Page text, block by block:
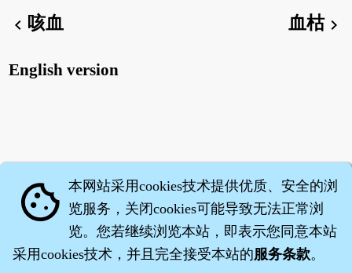
chevron_left 咳血 血枯chevron_right
English version
cookie 本网站采用cookies技术提供优质、安全的浏
览服务，关闭cookies可能导致无法正常浏
览。您若继续浏览本站，即表示您同意本站
采用cookies技术，并且完全接受本站的服务条款。